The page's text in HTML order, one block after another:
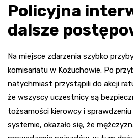
Policyjna
dalsze
Na miejsce zdarzenia szybko
komisariatu w Kożuchowie. Po
natychmiast przystąpili do akcji
że wszyscy uczestnicy są
tożsamości kierowcy i
systemie, okazało się, że